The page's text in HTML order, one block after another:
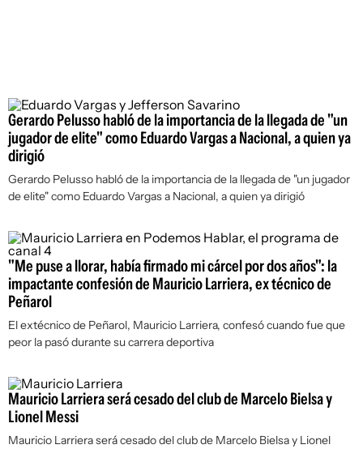
Gerardo Pelusso habló de la importancia de la llegada de "un
jugador de elite" como Eduardo Vargas a Nacional, a quien ya
dirigió
Gerardo Pelusso habló de la importancia de la llegada de "un jugador
de elite" como Eduardo Vargas a Nacional, a quien ya dirigió
"Me puse a llorar, había firmado mi cárcel por dos años": la
impactante confesión de Mauricio Larriera, ex técnico de
Peñarol
El extécnico de Peñarol, Mauricio Larriera, confesó cuando fue que
peor la pasó durante su carrera deportiva
Mauricio Larriera será cesado del club de Marcelo Bielsa y
Lionel Messi
Mauricio Larriera será cesado del club de Marcelo Bielsa y Lionel